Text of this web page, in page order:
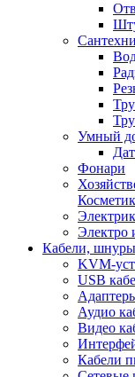
Умный
Фонари
Электро
Кабели,
KVM-
USB
Аудио
Видео
Кабели